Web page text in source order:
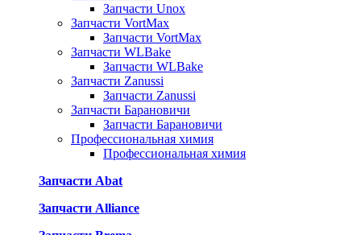
Запчасти Unox
Запчасти VortMax
Запчасти VortMax
Запчасти WLBake
Запчасти WLBake
Запчасти Zanussi
Запчасти Zanussi
Запчасти Барановичи
Запчасти Барановичи
Профессиональная химия
Профессиональная химия
Запчасти Abat
Запчасти Alliance